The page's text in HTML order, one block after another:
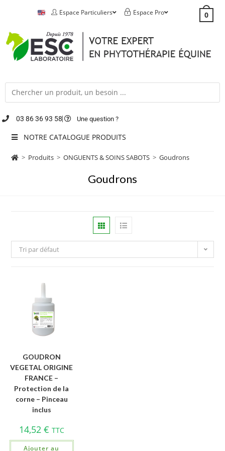
Espace Particuliers Espace Pro 0
03 86 36 93 58 Une question ?
NOTRE CATALOGUE PRODUITS
> Produits > ONGUENTS & SOINS SABOTS > Goudrons
Goudrons
Tri par défaut
GOUDRON
VEGETAL ORIGINE
FRANCE –
Protection de la
corne – Pinceau
inclus
14,52 € TTC
Ajouter au